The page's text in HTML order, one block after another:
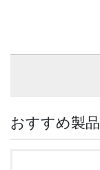
おすすめ製品